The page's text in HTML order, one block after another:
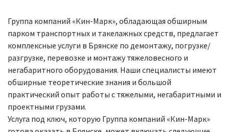
Группа компаний «Кин-Марк», обладающая обширным
парком транспортных и такелажных средств, предлагает
комплексные услуги в Брянске по демонтажу, погрузке/
разгрузке, перевозке и монтажу тяжеловесного и
негабаритного оборудования. Наши специалисты имеют
обширные теоретические знания и большой
практический опыт работы с тяжелыми, негабаритными и
проектными грузами.
Услуга под ключ, которую Группа компаний «Кин-Марк»